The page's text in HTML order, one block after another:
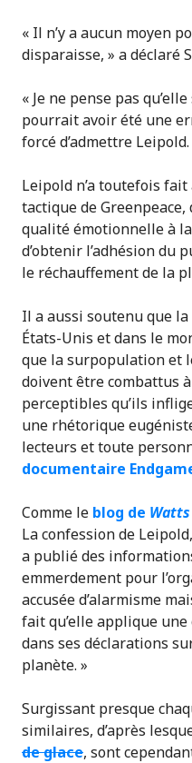
« Il n’y a aucun moyen
disparaisse, » a déclaré
« Je ne pense pas
pourrait avoir été une
forcé d’admettre Leipold.
Leipold n’a toutefois
tactique de
qualité émotionnelle à
d’obtenir l’adhésion du
le réchauffement de la
Il a aussi soutenu que
États-Unis et dans le
que la surpopulation et
doivent être combattus
perceptibles qu’ils
une rhétorique
lecteurs et toute
documentaire
Comme le blog de
La confession de
a publié des
emmerdement pour
accusée d’alarmisme
fait qu’elle applique
dans ses déclarations
planète. »
Surgissant presque
similaires, d’après
de glace, sont